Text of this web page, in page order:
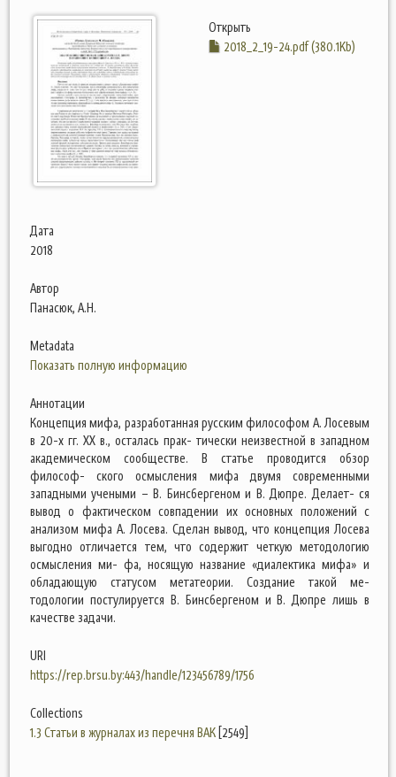
Открыть
2018_2_19-24.pdf (380.1Kb)
Дата
2018
Автор
Панасюк, А.Н.
Metadata
Показать полную информацию
Аннотации
Концепция мифа, разработанная русским философом А. Лосевым
в 20-х гг. XX в., осталась прак- тически неизвестной в западном
академическом сообществе. В статье проводится обзор
философ- ского осмысления мифа двумя современными
западными учеными – В. Бинсбергеном и В. Дюпре. Делает- ся
вывод о фактическом совпадении их основных положений с
анализом мифа А. Лосева. Сделан вывод, что концепция Лосева
выгодно отличается тем, что содержит четкую методологию
осмысления ми- фа, носящую название «диалектика мифа» и
обладающую статусом метатеории. Создание такой ме-
тодологии постулируется В. Бинсбергеном и В. Дюпре лишь в
качестве задачи.
URI
https://rep.brsu.by:443/handle/123456789/1756
Collections
1.3 Статьи в журналах из перечня ВАК [2549]